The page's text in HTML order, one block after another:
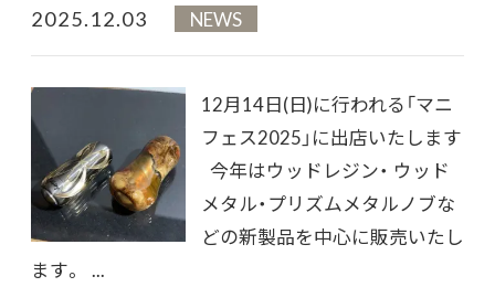
2025.12.03 NEWS
12月14日(日)に行われる「マニ
フェス2025」に出店いたします
今年はウッドレジン・ ウッド
メタル・プリズムメタルノブな
どの新製品を中心に販売いたし
ます。 ...